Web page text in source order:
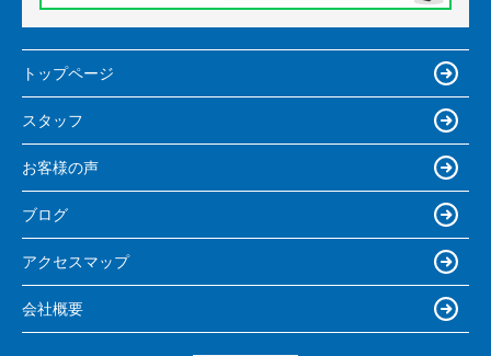
トップページ
スタッフ
お客様の声
ブログ
アクセスマップ
会社概要